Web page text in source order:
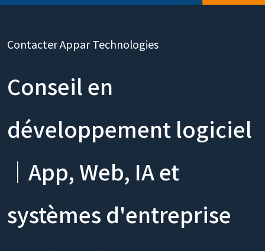
développement logiciel
｜App, Web, IA et
systèmes d'entreprise